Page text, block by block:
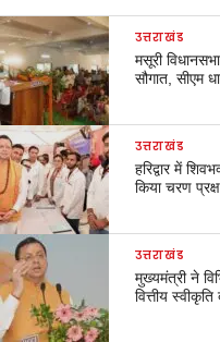
उत्तराखंड
मसूरी
सौगात, सीएम
उत्तराखंड
हरिद्वार में
किया चरण
उत्तराखंड
मुख्यमंत्री ने
वित्तीय